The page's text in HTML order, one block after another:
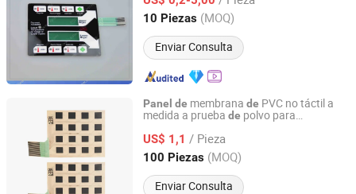
10 Piezas (MOQ)
Enviar Consulta
Guangdong, China Desde 2017
Panel de membrana de PVC no táctil a
medida a prueba de polvo para
US$ 1,1 / Pieza
100 Piezas (MOQ)
Enviar Consulta
Xiamen Xinbixi Electronic Technology Co., Ltd
Fujian, China Desde 2024